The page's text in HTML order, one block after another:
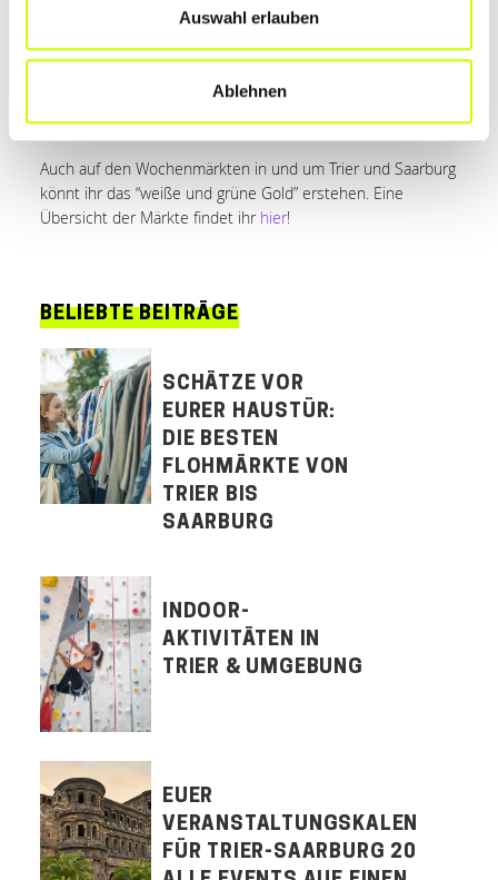
Auswahl erlauben
Ablehnen
Castelnauplatz / vor SANUS Apotheke
Freitag: 09.00 bis 18.00 Uhr / Samstag: 08.00 bis 13.45
Auch auf den Wochenmärkten in und um Trier und Saarburg
könnt ihr das “weiße und grüne Gold” erstehen. Eine
Übersicht der Märkte findet ihr hier!
BELIEBTE BEITRÄGE
SCHÄTZE VOR
EURER HAUSTÜR:
DIE BESTEN
FLOHMÄRKTE VON
TRIER BIS
SAARBURG
INDOOR-
AKTIVITÄTEN IN
TRIER & UMGEBUNG
EUER
VERANSTALTUNGSKALENDER
FÜR TRIER-SAARBURG 2026: